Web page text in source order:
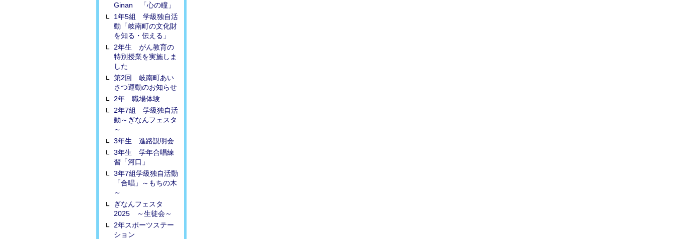
Ginan 「心の瞳」
1年5組 学級独自活
動「岐南町の文化財
を知る・伝える」
2年生 がん教育の
特別授業を実施しま
した
第2回 岐南町あい
さつ運動のお知らせ
2年 職場体験
2年7組 学級独自活
動～ぎなんフェスタ
～
3年生 進路説明会
3年生 学年合唱練
習「河口」
3年7組学級独自活動
「合唱」～もちの木
～
ぎなんフェスタ
2025 ～生徒会～
2年スポーツステー
ション